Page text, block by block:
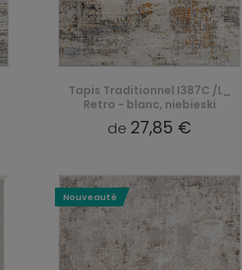
Tapis Traditionnel I387C /L_
Retro - blanc, niebieski
de 27,85 €
Nouveauté